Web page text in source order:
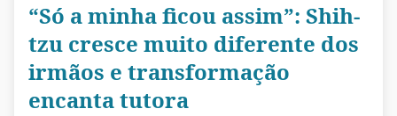
“Só a minha ficou assim”: Shih-
tzu cresce muito diferente dos
irmãos e transformação
encanta tutora